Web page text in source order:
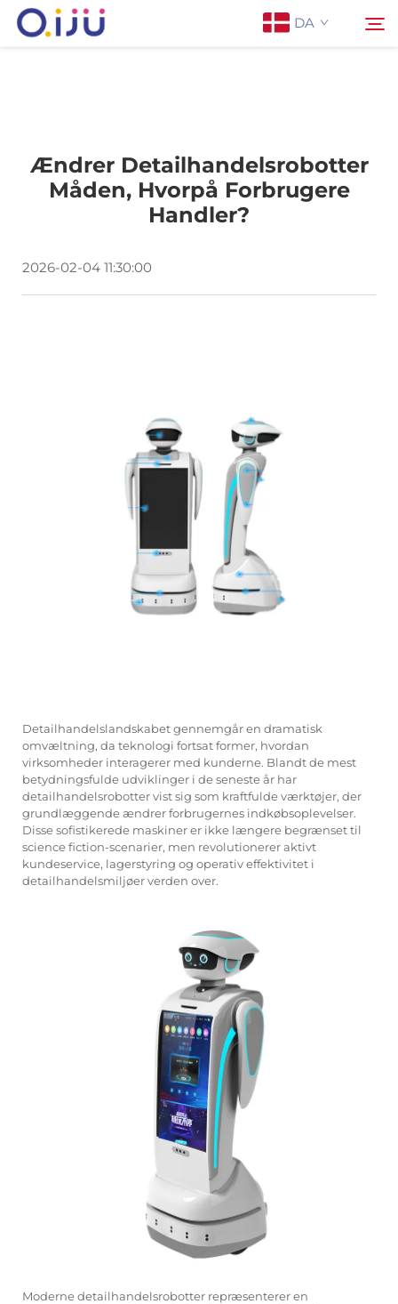
DA
Om os
Anvendelse
Ændrer Detailhandelsrobotter
Måden, Hvorpå Forbrugere
Handler?
2026-02-04 11:30:00
Detailhandelslandskabet gennemgår en dramatisk
omvæltning, da teknologi fortsat former, hvordan
virksomheder interagerer med kunderne. Blandt de mest
betydningsfulde udviklinger i de seneste år har
detailhandelsrobotter vist sig som kraftfulde værktøjer, der
grundlæggende ændrer forbrugernes indkøbsoplevelser.
Disse sofistikerede maskiner er ikke længere begrænset til
science fiction-scenarier, men revolutionerer aktivt
kundeservice, lagerstyring og operativ effektivitet i
detailhandelsmiljøer verden over.
Moderne detailhandelsrobotter repræsenterer en